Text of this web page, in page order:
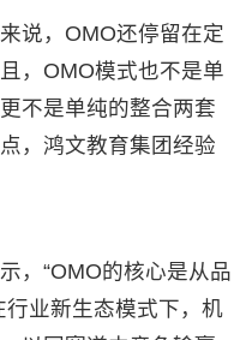
，OMO还停留在定
，OMO模式也不是单
不是单纯的整合两套
，鸿文教育集团经验
“OMO的核心是从品
行业新生态模式下，机